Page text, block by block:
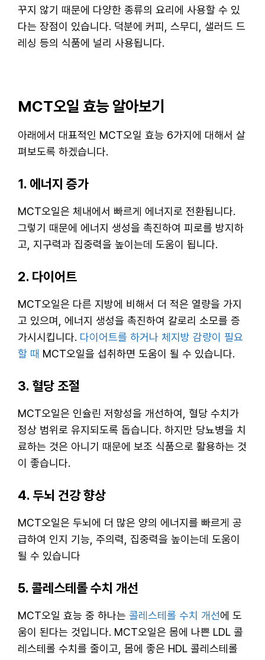
꾸지 않기 때문에 다양한 종류의 요리에 사용할 수 있
다는 장점이 있습니다. 덕분에 커피, 스무디, 샐러드 드
레싱 등의 식품에 널리 사용됩니다.
MCT오일 효능 알아보기
아래에서 대표적인 MCT오일 효능 6가지에 대해서 살
펴보도록 하겠습니다.
1. 에너지 증가
MCT오일은 체내에서 빠르게 에너지로 전환됩니다.
그렇기 때문에 에너지 생성을 촉진하여 피로를 방지하
고, 지구력과 집중력을 높이는데 도움이 됩니다.
2. 다이어트
MCT오일은 다른 지방에 비해서 더 적은 열량을 가지
고 있으며, 에너지 생성을 촉진하여 칼로리 소모를 증
가시시킵니다. 다이어트를 하거나 체지방 감량이 필요
할 때 MCT오일을 섭취하면 도움이 될 수 있습니다.
3. 혈당 조절
MCT오일은 인슐린 저항성을 개선하여, 혈당 수치가
정상 범위로 유지되도록 돕습니다. 하지만 당뇨병을 치
료하는 것은 아니기 때문에 보조 식품으로 활용하는 것
이 좋습니다.
4. 두뇌 건강 향상
MCT오일은 두뇌에 더 많은 양의 에너지를 빠르게 공
급하여 인지 기능, 주의력, 집중력을 높이는데 도움이
될 수 있습니다
5. 콜레스테롤 수치 개선
MCT오일 효능 중 하나는 콜레스테롤 수치 개선에 도
움이 된다는 것입니다. MCT오일은 몸에 나쁜 LDL 콜
레스테롤 수치를 줄이고, 몸에 좋은 HDL 콜레스테롤